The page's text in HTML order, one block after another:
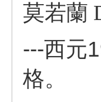
莫若蘭
---西元
格。